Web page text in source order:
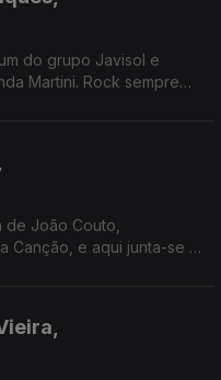
do grupo Javisol e
Martini. Rock sempre
João Couto,
Canção, e aqui junta-se o